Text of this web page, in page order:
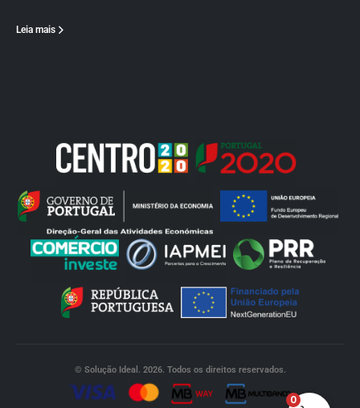
Leia mais
© Solução Ideal. 2026. Todos os direitos reservados.
0